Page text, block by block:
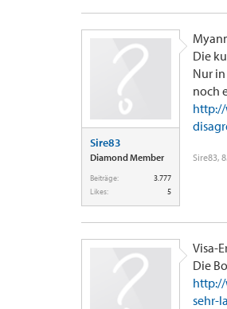
Sire83
Diamond Member
Beiträge:
3.777
Likes:
5
Die
Nur
noch
Sire83,
Visa-
Die
http://
sehr-